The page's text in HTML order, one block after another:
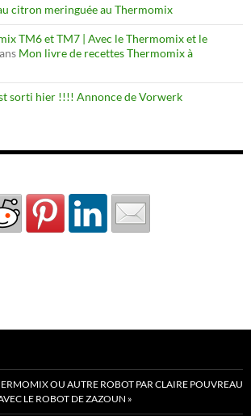
citron meringuée au Thermomix
TM6 et TM7 | Avec le Thermomix et le
Mon livre de recettes Thermomix à
sorti hier !!!! Annonce de Vorwerk
OU AUTRE ROBOT PAR CLAIRE POUVREAU
LE ROBOT DE ZAZOUN »